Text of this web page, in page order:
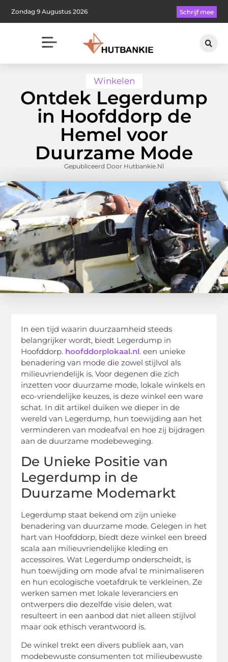
Zondag 9 Augustus 2026 Schrijf mee
Winkelen
Ontdek Legerdump
in Hoofddorp de
Hemel voor
Duurzame Mode
Gepubliceerd Door Hutbankie.nl
In een tijd waarin duurzaamheid steeds
belangrijker wordt, biedt Legerdump in
Hoofddorp. hoofddorplokaal.nl. een unieke
benadering van mode die zowel stijlvol als
milieuvriendelijk is. Voor degenen die zich
inzetten voor duurzame mode, lokale winkels en
eco-vriendelijke keuzes, is deze winkel een ware
schat. In dit artikel duiken we dieper in de
wereld van Legerdump, hun toewijding aan het
verminderen van modeafval en hoe zij bijdragen
aan de duurzame modebeweging.
De Unieke Positie van
Legerdump in de
Duurzame Modemarkt
Legerdump staat bekend om zijn unieke
benadering van duurzame mode. Gelegen in het
hart van Hoofddorp, biedt deze winkel een breed
scala aan milieuvriendelijke kleding en
accessoires. Wat Legerdump onderscheidt, is
hun toewijding om mode afval te minimaliseren
en hun ecologische voetafdruk te verkleinen. Ze
werken samen met lokale leveranciers en
ontwerpers die dezelfde visie delen, wat
resulteert in een aanbod dat niet alleen stijlvol
maar ook ethisch verantwoord is.
De winkel trekt een divers publiek aan, van
modebewuste consumenten tot milieubewuste